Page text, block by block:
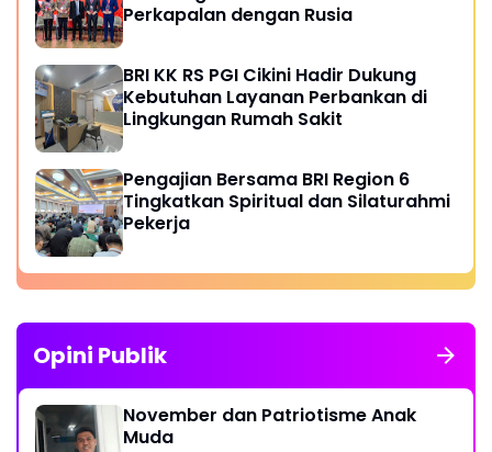
Perkapalan dengan Rusia
BRI KK RS PGI Cikini Hadir Dukung
Kebutuhan Layanan Perbankan di
Lingkungan Rumah Sakit
Pengajian Bersama BRI Region 6
Tingkatkan Spiritual dan Silaturahmi
Pekerja
Opini Publik
November dan Patriotisme Anak
Muda